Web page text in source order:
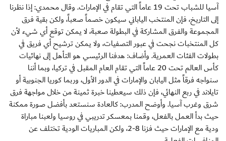
آسيا للشباب تحت 19 عاماً التي تقام في الإمارات. وقال محمدي: إذا نظرنا
إلى التاريخ، فإن المنتخب الياباني سيكون خصماً صعباً، ولكن بقية فرق
المجموعة والفرق المشاركة في البطولة صعبة، لا يمكن توقع أي شيء لأن
كل المنتخبات نجحت في عبور التصفيات، ولا يمكن ترشيح أي فريق في
بطولات الفئات العمرية. وأضاف: هدفنا الرئيسي هو التأهل إلى نهائيات
كأس العالم تحت 20 عاماً التي تقام العام المقبل في تركيا، وبما أننا
سنواجه فرقاً مثل اليابان والإمارات في الدور الأول، وربما كوريا الجنوبية أو
تايلاند في ربع النهائي، فإن ذلك سيعطينا خبرة ثمينة من خلال مواجهة فرق
شرق وغرب آسيا. وأوضح المدرب: كالعادة سنستعد بأفضل صورة ممكنة
حيث بدأ العمل بالفعل، وقمنا بمعسكر تدريبي في روسيا ولعبنا مباراة
ودية مع الإمارات حيث فزنا 8-2، ولكن المباريات الودية تختلف عن